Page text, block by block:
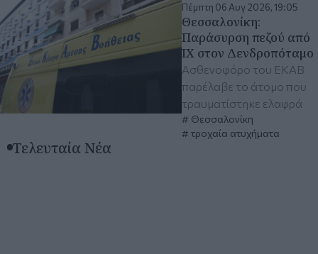
Πέμπτη 06 Αυγ 2026, 19:05
Θεσσαλονίκη:
Παράσυρση πεζού από
ΙΧ στον Δενδροπόταμο
Ασθενοφόρο του ΕΚΑΒ
παρέλαβε το άτομο που
τραυματίστηκε ελαφρά
Θεσσαλονίκη
τροχαία ατυχήματα
Τελευταία Νέα